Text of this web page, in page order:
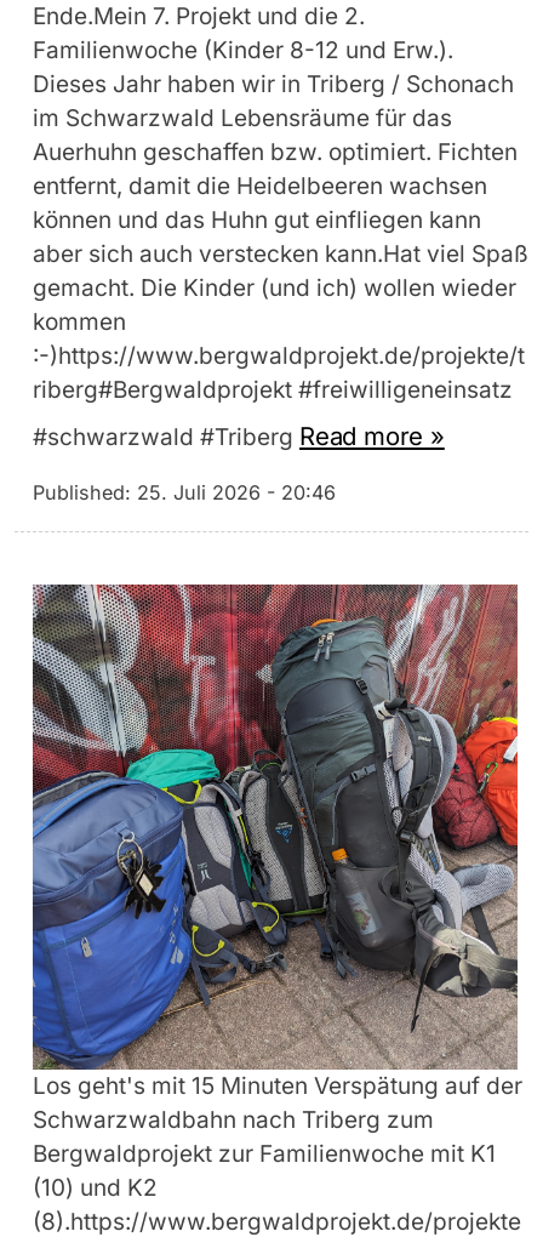
Ende.Mein 7. Projekt und die 2.
Familienwoche (Kinder 8-12 und Erw.).
Dieses Jahr haben wir in Triberg / Schonach
im Schwarzwald Lebensräume für das
Auerhuhn geschaffen bzw. optimiert. Fichten
entfernt, damit die Heidelbeeren wachsen
können und das Huhn gut einfliegen kann
aber sich auch verstecken kann.Hat viel Spaß
gemacht. Die Kinder (und ich) wollen wieder
kommen
:-)https://www.bergwaldprojekt.de/projekte/t
riberg#Bergwaldprojekt #freiwilligeneinsatz
#schwarzwald #Triberg Read more »
Published: 25. Juli 2026 - 20:46
Los geht's mit 15 Minuten Verspätung auf der
Schwarzwaldbahn nach Triberg zum
Bergwaldprojekt zur Familienwoche mit K1
(10) und K2
(8).https://www.bergwaldprojekt.de/projekte